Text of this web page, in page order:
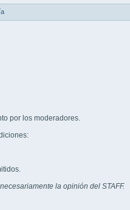
por los moderadores.
la opinión del STAFF.